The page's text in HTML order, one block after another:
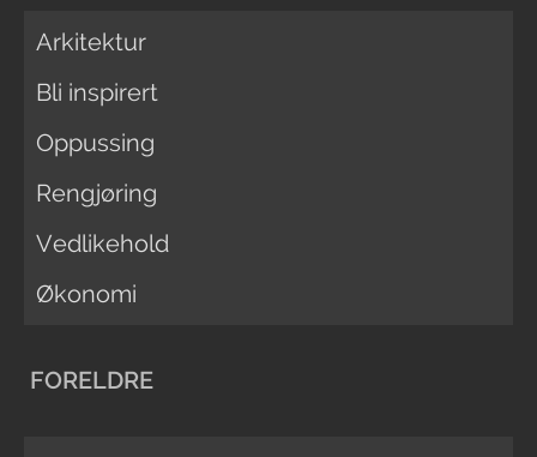
Arkitektur
Bli inspirert
Oppussing
Rengjøring
Vedlikehold
Økonomi
FORELDRE